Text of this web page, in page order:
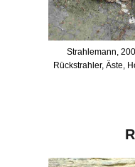
Strahlemann,
Rückstrahler, Äste,